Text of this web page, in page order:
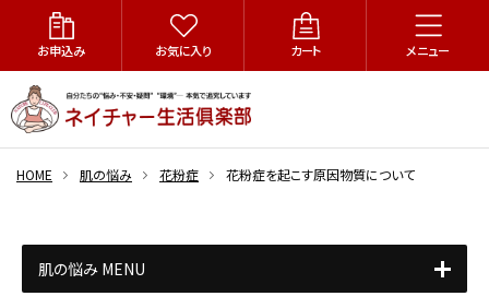
お申込み お気に入り カート メニュー
HOME 肌の悩み 花粉症 花粉症を起こす原因物質について
肌の悩み MENU